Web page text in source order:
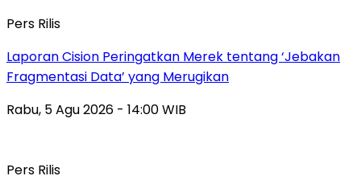
Pers Rilis
Laporan Cision Peringatkan Merek tentang ‘Jebakan
Fragmentasi Data’ yang Merugikan
Rabu, 5 Agu 2026 - 14:00 WIB
Pers Rilis